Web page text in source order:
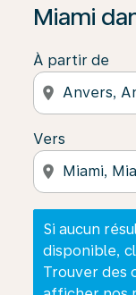
Miami
À partir de
location_on
Vers
location_on
Si aucun
disponible,
Trouver des